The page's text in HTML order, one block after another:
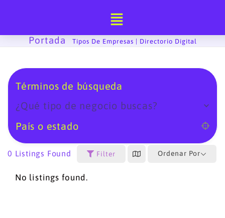
Portada
Tipos De Empresas | Directorio Digital
Términos de búsqueda
¿Qué tipo de negocio buscas?
País o estado
0 Listings Found Filter Ordenar Por
No listings found.